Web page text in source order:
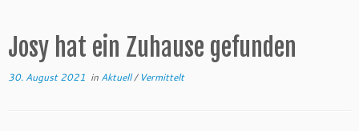
Josy hat ein Zuhause gefunden
30. August 2021 in Aktuell/ Vermittelt